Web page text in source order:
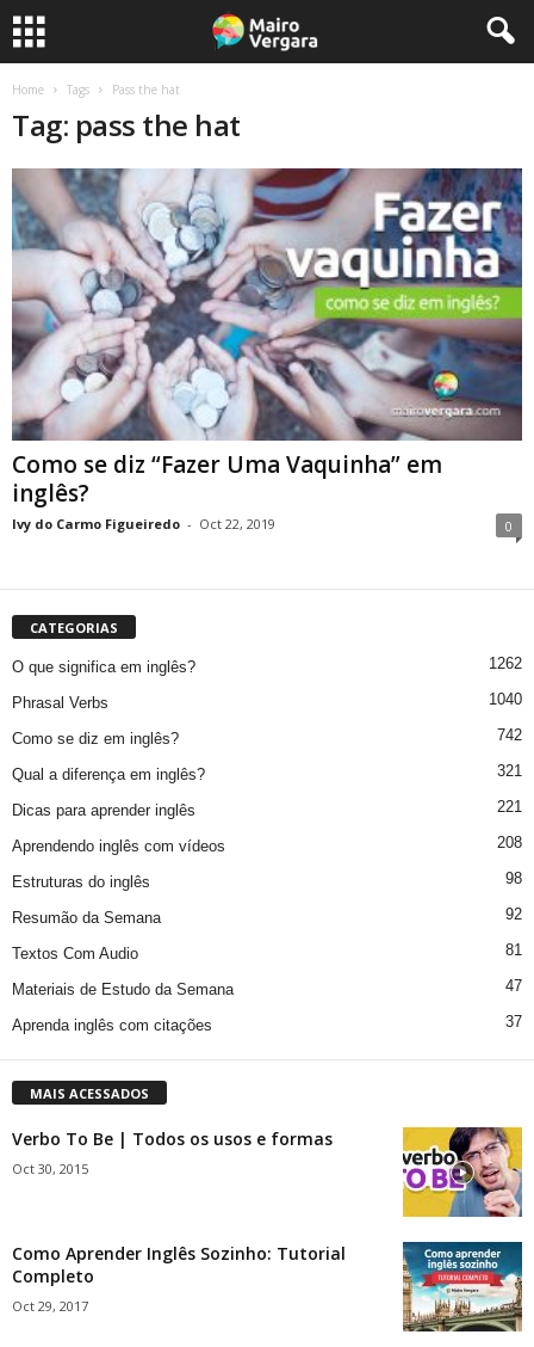
Home Tags Pass the hat
Tag: pass the hat
Como se diz “Fazer Uma Vaquinha” em
inglês?
Ivy do Carmo Figueiredo - Oct 22, 2019 0
CATEGORIAS
O que significa em inglês? 1262
Phrasal Verbs 1040
Como se diz em inglês? 742
Qual a diferença em inglês? 321
Dicas para aprender inglês 221
Aprendendo inglês com vídeos 208
Estruturas do inglês 98
Resumão da Semana 92
Textos Com Audio 81
Materiais de Estudo da Semana 47
Aprenda inglês com citações 37
MAIS ACESSADOS
Verbo To Be | Todos os usos e formas
Oct 30, 2015
Como Aprender Inglês Sozinho: Tutorial
Completo
Oct 29, 2017